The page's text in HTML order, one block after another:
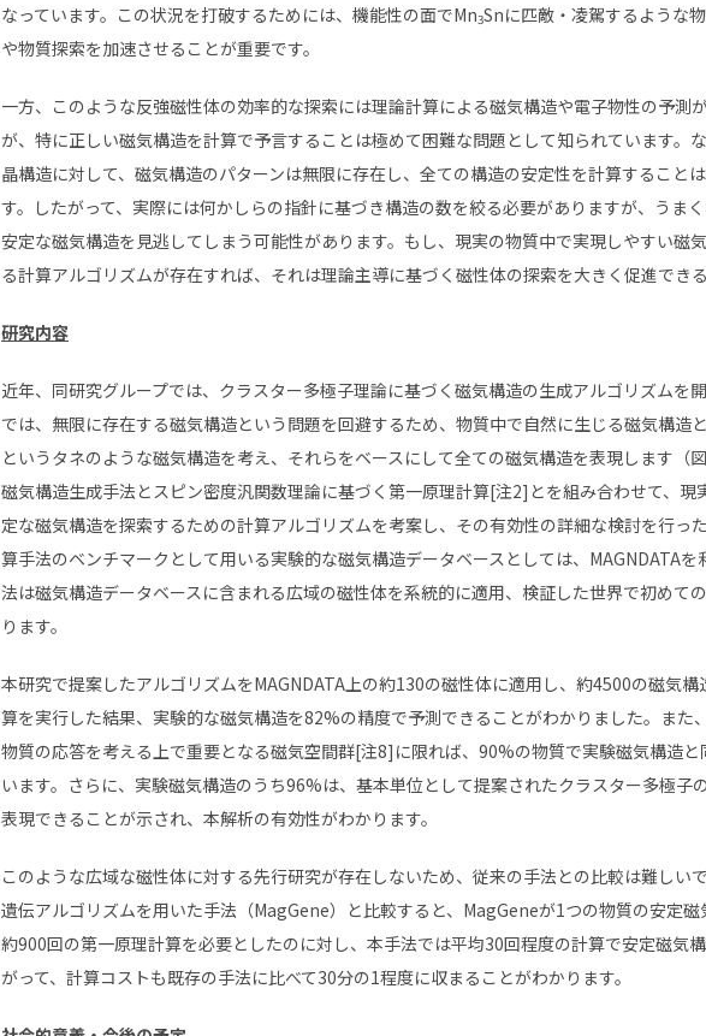
なっています。この状況を打破するためには、機能性の面でMn3Snに匹敵・凌駕するような
や物質探索を加速させることが重要です。
一方、このような反強磁性体の効率的な探索には理論計算による磁気構造や電子物性の予測
が、特に正しい磁気構造を計算で予言することは極めて困難な問題として知られています。
晶構造に対して、磁気構造のパターンは無限に存在し、全ての構造の安定性を計算すること
す。したがって、実際には何かしらの指針に基づき構造の数を絞る必要がありますが、うま
安定な磁気構造を見逃してしまう可能性があります。もし、現実の物質中で実現しやすい磁
る計算アルゴリズムが存在すれば、それは理論主導に基づく磁性体の探索を大きく促進できる
研究内容
近年、同研究グループでは、クラスター多極子理論に基づく磁気構造の生成アルゴリズムを
では、無限に存在する磁気構造という問題を回避するため、物質中で自然に生じる磁気構造
というタネのような磁気構造を考え、それらをベースにして全ての磁気構造を表現します（
磁気構造生成手法とスピン密度汎関数理論に基づく第一原理計算[注2] とを組み合わせて、
定な磁気構造を探索するための計算アルゴリズムを考案し、その有効性の詳細な検討を行っ
算手法のベンチマークとして用いる実験的な磁気構造データベースとしては、 MAGNDATAを
法は磁気構造データベースに含まれる広域の磁性体を系統的に適用、検証した世界で初めて
ります。
本研究で提案したアルゴリズムをMAGNDATA 上の約130の磁性体に適用し、約4500の磁気構
算を実行した結果、実験的な磁気構造を82%の精度で予測できることがわかりました。また
物質の応答を考える上で重要となる磁気空間群[注8] に限れば、 90%の物質で実験磁気構造
います。さらに、実験磁気構造のうち96%は、基本単位として提案されたクラスター多極子
表現できることが示され、本解析の有効性がわかります。
このような広域な磁性体に対する先行研究が存在しないため、従来の手法との比較は難しい
遺伝アルゴリズムを用いた手法（MagGene）と比較すると、 MagGeneが1つの物質の安定
約900回の第一原理計算を必要としたのに対し、本手法では平均30回程度の計算で安定磁気
がって、計算コストも既存の手法に比べて30分の1程度に収まることがわかります。